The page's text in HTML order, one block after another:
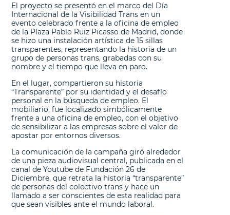
El proyecto se presentó en el marco del Día
Internacional de la Visibilidad Trans en un
evento celebrado frente a la oficina de empleo
de la Plaza Pablo Ruiz Picasso de Madrid, donde
se hizo una instalación artística de 15 sillas
transparentes, representando la historia de un
grupo de personas trans, grabadas con su
nombre y el tiempo que lleva en paro.
En el lugar, compartieron su historia
“Transparente” por su identidad y el desafío
personal en la búsqueda de empleo. El
mobiliario, fue localizado simbólicamente
frente a una oficina de empleo, con el objetivo
de sensibilizar a las empresas sobre el valor de
apostar por entornos diversos.
La comunicación de la campaña giró alrededor
de una pieza audiovisual central, publicada en el
canal de Youtube de Fundación 26 de
Diciembre, que retrata la historia “transparente”
de personas del colectivo trans y hace un
llamado a ser conscientes de esta realidad para
que sean visibles ante el mundo laboral.